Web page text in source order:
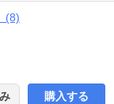
(8)
購入する